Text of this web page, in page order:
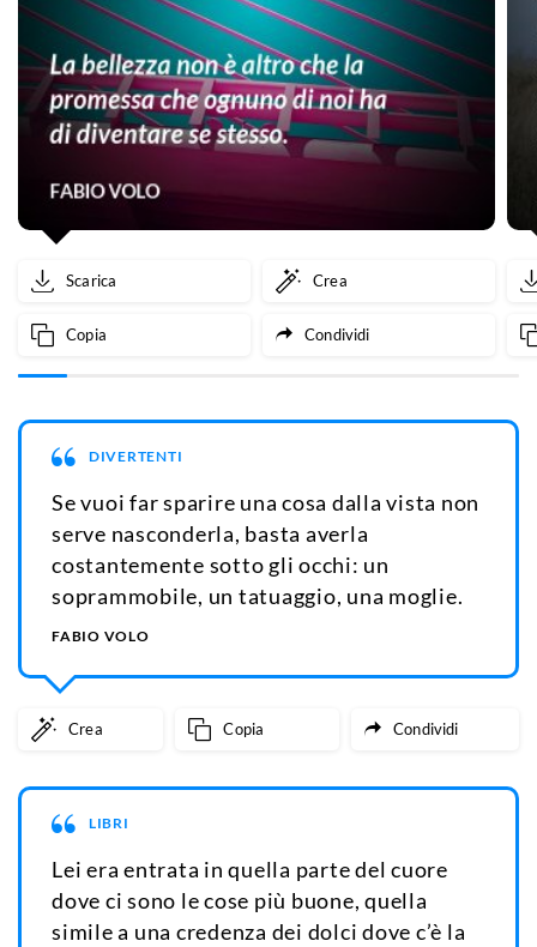
Scarica Crea
Copia Condividi
DIVERTENTI
Se vuoi far sparire una cosa dalla vista non
serve nasconderla, basta averla
costantemente sotto gli occhi: un
soprammobile, un tatuaggio, una moglie.
FABIO VOLO
Crea Copia Condividi
LIBRI
Lei era entrata in quella parte del cuore
dove ci sono le cose più buone, quella
simile a una credenza dei dolci dove c’è la